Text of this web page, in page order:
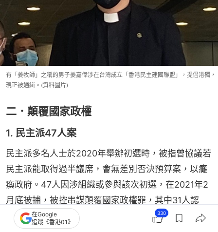
有「姜牧師」之稱的男子姜嘉偉涉在台灣成立「香港民主建國聯盟」，提倡港獨，
現正被通緝。(資料圖片)
二．顛覆國家政權
1. 民主派47人案
民主派多名人士於2020年舉辦初選時，被指曾協議若
民主派能取得過半議席，會無差別否決預算案，以癱
瘓政府。47人因涉組織或參與該次初選，在2021年2
月底被捕，被控串謀顛覆國家政權罪，其中31人認
罪，不認罪的16人中，有14名被裁定罪成，最終45人
在Google
追蹤《香港01》
330